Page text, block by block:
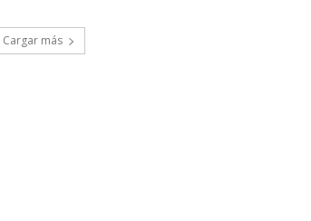
Cargar más